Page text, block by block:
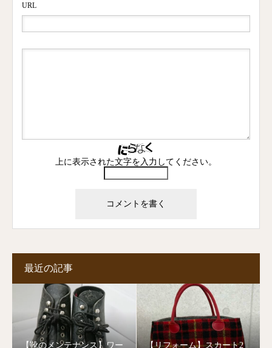
URL
上に表示された文字を入力してください。
最近の記事
【靴のメンテナンス】ワー
【リフォーム】スカート2